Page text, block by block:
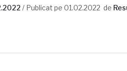
/ Publicat pe 01.02.2022 de